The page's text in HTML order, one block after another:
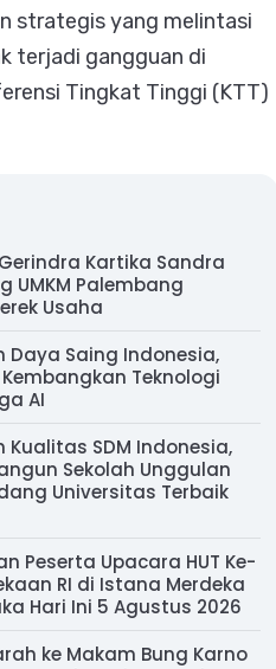
strategis yang melintasi
terjadi gangguan di
Tingkat Tinggi (KTT)
Kartika Sandra
UMKM Palembang
Usaha
Daya Saing Indonesia,
Kembangkan Teknologi
AI
Kualitas SDM Indonesia,
Sekolah Unggulan
Universitas Terbaik
Peserta Upacara HUT Ke-
RI di Istana Merdeka
Hari Ini 5 Agustus 2026
ke Makam Bung Karno